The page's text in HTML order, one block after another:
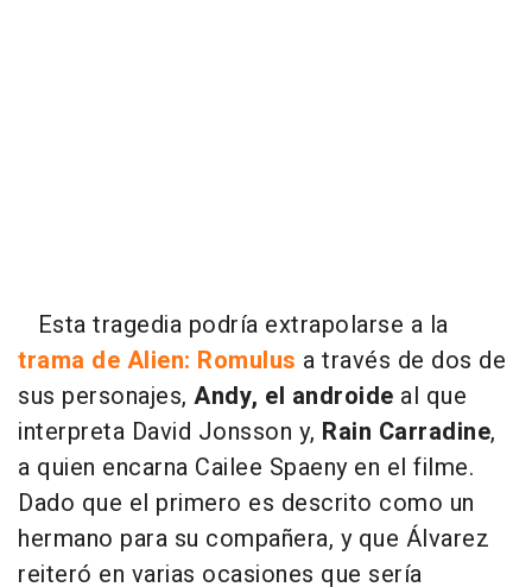
Esta tragedia podría extrapolarse a la
trama de Alien: Romulus a través de dos de
sus personajes, Andy, el androide al que
interpreta David Jonsson y, Rain Carradine,
a quien encarna Cailee Spaeny en el filme.
Dado que el primero es descrito como un
hermano para su compañera, y que Álvarez
reiteró en varias ocasiones que sería